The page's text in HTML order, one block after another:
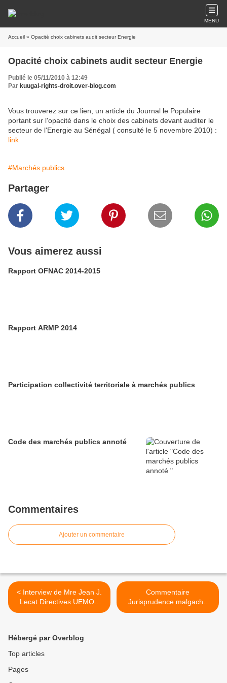
MENU
Accueil » Opacité choix cabinets audit secteur Energie
Opacité choix cabinets audit secteur Energie
Publié le 05/11/2010 à 12:49
Par kuugal-rights-droit.over-blog.com
Vous trouverez sur ce lien, un article du Journal le Populaire
portant sur l'opacité dans le choix des cabinets devant auditer le
secteur de l'Energie au Sénégal ( consulté le 5 novembre 2010) :
link
#Marchés publics
Partager
Vous aimerez aussi
Rapport OFNAC 2014-2015
Rapport ARMP 2014
Participation collectivité territoriale à marchés publics
Code des marchés publics annoté
Commentaires
Ajouter un commentaire
< Interview de Mre Jean J.
Lecat Directives UEMOA
marchés publics
Commentaire
Jurisprudence malgache
accidents véhicules >
Hébergé par Overblog
Top articles
Pages